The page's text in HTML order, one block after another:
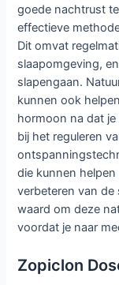
goede nachtrust
effectieve
Dit omvat
slaapomgeving,
slapengaan.
kunnen ook
hormoon na dat
bij het reguleren
die kunnen
verbeteren van de
waard om deze
voordat je naar
Zopiclon